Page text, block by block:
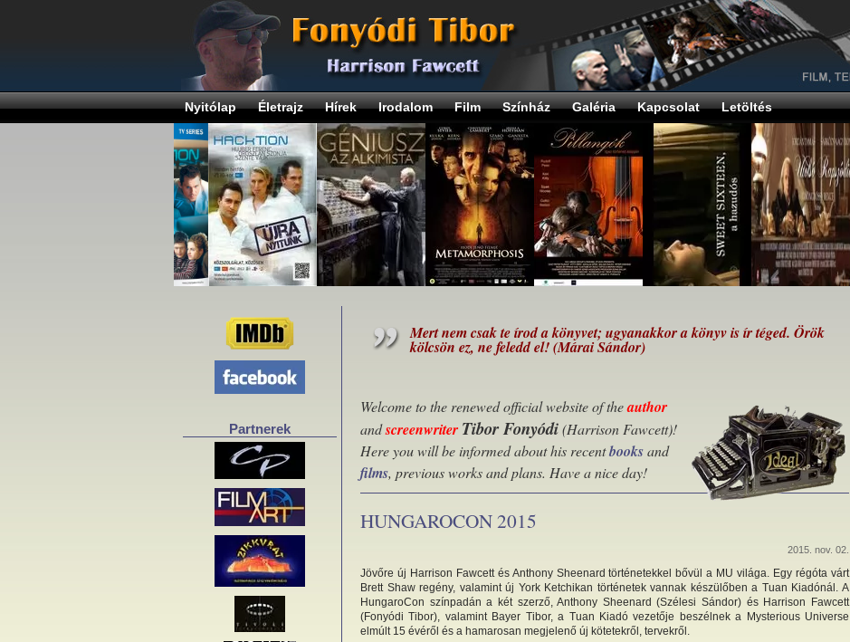
Nyitólap Életrajz Hírek Irodalom Film Színház Galéria Kapcsolat Letöltés
Partnerek
Mert nem csak te írod a könyvet; ugyanakkor a könyv is ír téged. Örök
kölcsön ez, ne feledd el! (Márai Sándor)
Welcome to the renewed official website of theauthor
andscreenwriter Tibor Fonyódi(Harrison Fawcett)!
Here you will be informed about his recentbooksand
films, previous works and plans. Have a nice day!
HUNGAROCON 2015
2015. nov. 02.
Jövőre új Harrison Fawcett és Anthony Sheenard történetekkel bővül a MU világa. Egy régóta várt
Brett Shaw regény, valamint új York Ketchikan történetek vannak készülőben a Tuan Kiadónál. A
HungaroCon színpadán a két szerző, Anthony Sheenard (Szélesi Sándor) és Harrison Fawcett
(Fonyódi Tibor), valamint Bayer Tibor, a Tuan Kiadó vezetője beszélnek a Mysterious Universe
elmúlt 15 évéről és a hamarosan megjelenő új kötetekről, tervekről.